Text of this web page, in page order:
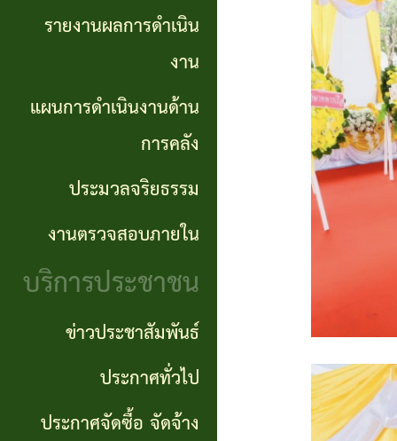
งาน
เจ้า
หน้าที่
การจัดการ
ความรู้
(Knowledge
KM)
การ
บริหาร
งานด้าน
การคลัง
จริยธรรม
งาน
ตรวจ
สอบ
ภายใน
กำลัง
แผน
ส่วน
ตำบล
รายงานผลการดำเนิน
งาน
แผนการดำเนินงานด้าน
การคลัง
ประมวลจริยธรรม
งานตรวจสอบภายใน
บริการประชาชน
ข่าวประชาสัมพันธ์
ประกาศทั่วไป
ประกาศจัดซื้อ จัดจ้าง